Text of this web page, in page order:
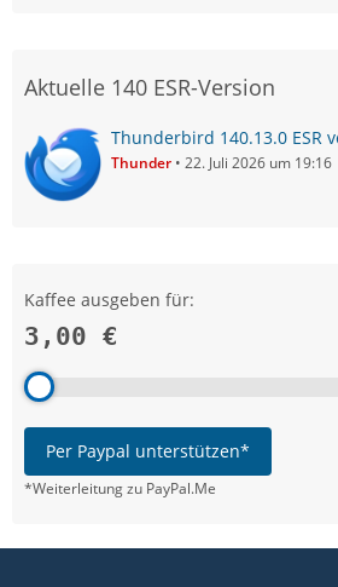
Aktuelle 140 ESR-Version
Thunderbird 140.13.0 ESR
Thunder 22. Juli 2026 um 19:16
Kaffee ausgeben für:
3,00 €
Per Paypal unterstützen*
*Weiterleitung zu PayPal.Me